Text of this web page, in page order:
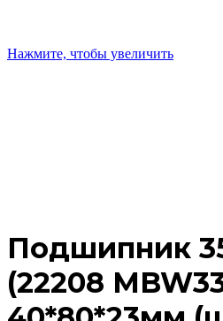
Нажмите, чтобы увеличить
Подшипник
(22208